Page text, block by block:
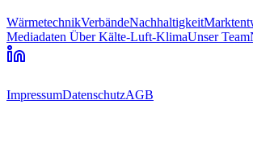
WärmetechnikVerbändeNachhaltigkeit
Mediadaten Über Kälte-Luft-KlimaUnser Team
ImpressumDatenschutzAGB